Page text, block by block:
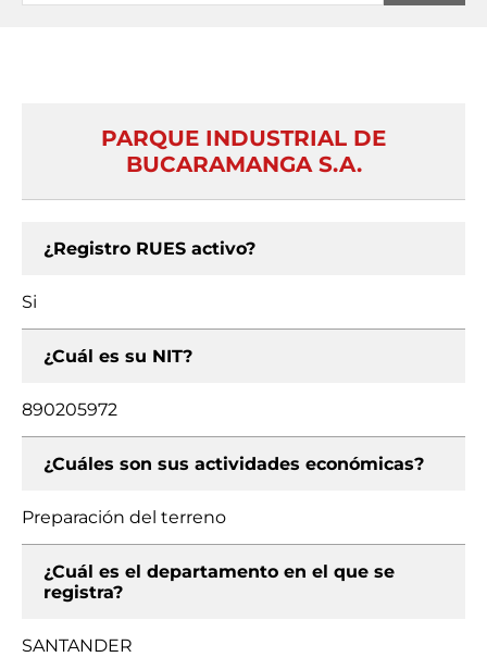
PARQUE INDUSTRIAL DE
BUCARAMANGA S.A.
¿Registro RUES activo?
Si
¿Cuál es su NIT?
890205972
¿Cuáles son sus actividades económicas?
Preparación del terreno
¿Cuál es el departamento en el que se
registra?
SANTANDER